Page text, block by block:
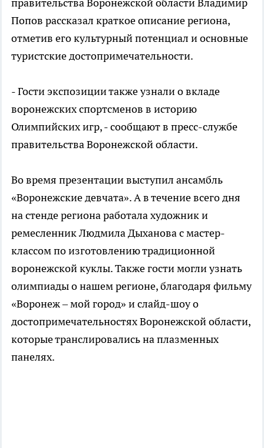
Попов рассказал краткое описание региона,
отметив его культурный потенциал и основные
туристские достопримечательности.
- Гости экспозиции также узнали о вкладе
воронежских спортсменов в историю
Олимпийских игр, - сообщают в пресс-службе
правительства Воронежской области.
Во время презентации выступил ансамбль
«Воронежские девчата». А в течение всего дня
на стенде региона работала художник и
ремесленник Людмила Дыханова с мастер-
классом по изготовлению традиционной
воронежской куклы. Также гости могли узнать
олимпиады о нашем регионе, благодаря фильму
«Воронеж – мой город» и слайд-шоу о
достопримечательностях Воронежской области,
которые транслировались на плазменных
панелях.